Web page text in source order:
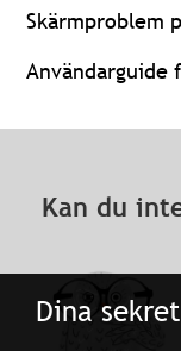
Dina
Skärmproblem
Användarguide
Kan du